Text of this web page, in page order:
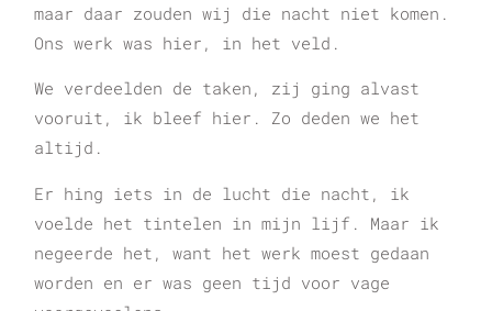
maar daar zouden wij die nacht niet komen.
Ons werk was hier, in het veld.
We verdeelden de taken, zij ging alvast
vooruit, ik bleef hier. Zo deden we het
altijd.
Er hing iets in de lucht die nacht, ik
voelde het tintelen in mijn lijf. Maar ik
negeerde het, want het werk moest gedaan
worden en er was geen tijd voor vage